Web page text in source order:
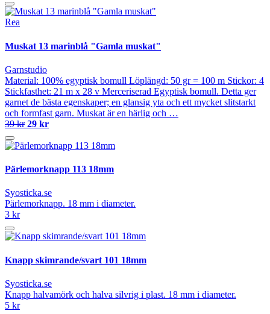
Rea
Muskat 13 marinblå "Gamla muskat"
Garnstudio
Material: 100% egyptisk bomull Löplängd: 50 gr = 100 m Stickor: 4
Stickfasthet: 21 m x 28 v Merceriserad Egyptisk bomull. Detta ger
garnet de bästa egenskaper; en glansig yta och ett mycket slitstarkt
och formfast garn. Muskat är en härlig och …
39 kr 29 kr
Pärlemorknapp 113 18mm
Syosticka.se
Pärlemorknapp. 18 mm i diameter.
3 kr
Knapp skimrande/svart 101 18mm
Syosticka.se
Knapp halvamörk och halva silvrig i plast. 18 mm i diameter.
5 kr